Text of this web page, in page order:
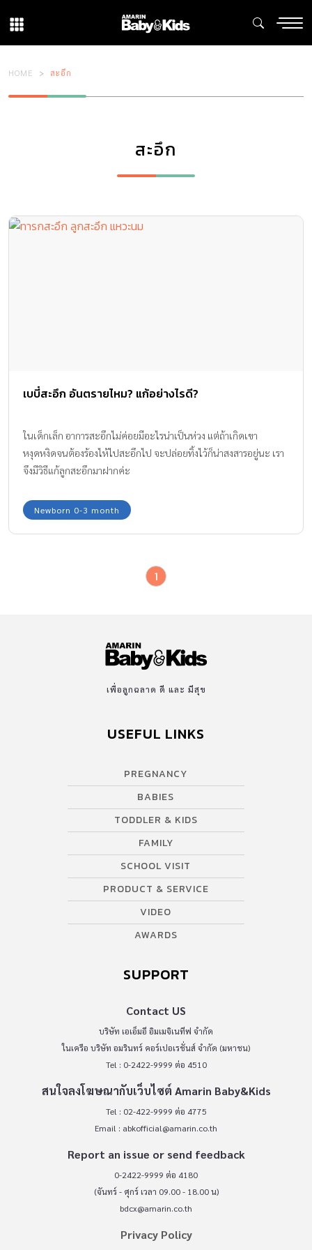
HOME สะอึก
สะอึก
เบบี๋สะอึก อันตรายไหม? แก้อย่างไรดี?
ในเด็กเล็ก อาการสะอึกไม่ค่อยมีอะไรน่าเป็นห่วง แต่ถ้าเกิดเขา
หงุดหงิดจนต้องร้องไห้ไปสะอึกไป จะปล่อยทิ้งไว้ก็น่าสงสารอยู่นะ เรา
จึงมีวิธีแก้ลูกสะอึกมาฝากค่ะ
Newborn 0-3 month
1
เพื่อลูกฉลาด ดี และ มีสุข
USEFUL LINKS
PREGNANCY
BABIES
TODDLER & KIDS
FAMILY
SCHOOL VISIT
PRODUCT & SERVICE
VIDEO
AWARDS
SUPPORT
Contact US
บริษัท เอเอ็มอี อิมเมจิเนทีฟ จำกัด
ในเครือ บริษัท อมรินทร์ คอร์เปอเรชั่นส์ จำกัด (มหาชน)
Tel : 0-2422-9999 ต่อ 4510
สนใจลงโฆษณากับเว็บไซต์ Amarin Baby&Kids
Tel : 02-422-9999 ต่อ 4775
Email : abkofficial@amarin.co.th
Report an issue or send feedback
0-2422-9999 ต่อ 4180
(จันทร์ - ศุกร์ เวลา 09.00 - 18.00 น)
bdcx@amarin.co.th
Privacy Policy